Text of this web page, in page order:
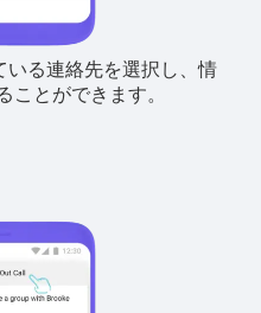
いる連絡先を選択し、情
ことができます。